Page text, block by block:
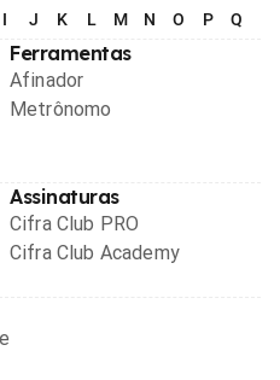
I J K L M N O P Q
Ferramentas
Afinador
Metrônomo
Assinaturas
Cifra Club PRO
Cifra Club Academy